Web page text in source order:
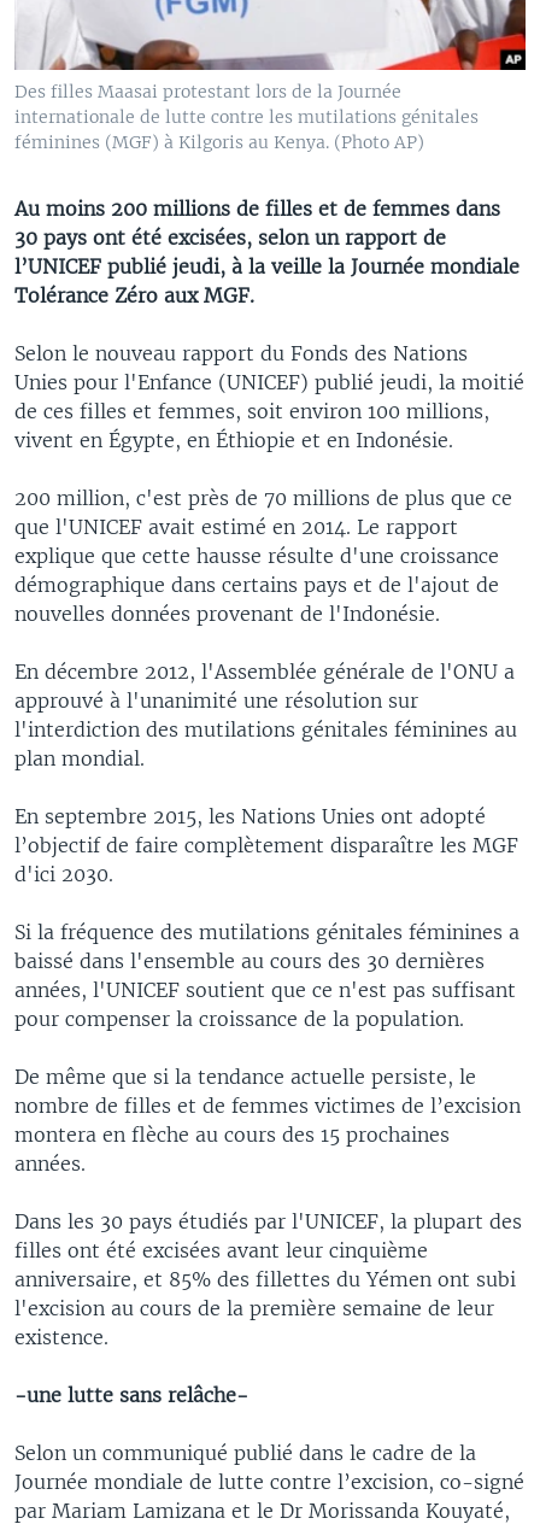
Des filles Maasai protestant lors de la Journée
internationale de lutte contre les mutilations génitales
féminines (MGF) à Kilgoris au Kenya. (Photo AP)
Au moins 200 millions de filles et de femmes dans
30 pays ont été excisées, selon un rapport de
l’UNICEF publié jeudi, à la veille la Journée mondiale
Tolérance Zéro aux MGF.
Selon le nouveau rapport du Fonds des Nations
Unies pour l'Enfance (UNICEF) publié jeudi, la moitié
de ces filles et femmes, soit environ 100 millions,
vivent en Égypte, en Éthiopie et en Indonésie.
200 million, c'est près de 70 millions de plus que ce
que l'UNICEF avait estimé en 2014. Le rapport
explique que cette hausse résulte d'une croissance
démographique dans certains pays et de l'ajout de
nouvelles données provenant de l'Indonésie.
En décembre 2012, l'Assemblée générale de l'ONU a
approuvé à l'unanimité une résolution sur
l'interdiction des mutilations génitales féminines au
plan mondial.
En septembre 2015, les Nations Unies ont adopté
l’objectif de faire complètement disparaître les MGF
d'ici 2030.
Si la fréquence des mutilations génitales féminines a
baissé dans l'ensemble au cours des 30 dernières
années, l'UNICEF soutient que ce n'est pas suffisant
pour compenser la croissance de la population.
De même que si la tendance actuelle persiste, le
nombre de filles et de femmes victimes de l’excision
montera en flèche au cours des 15 prochaines
années.
Dans les 30 pays étudiés par l'UNICEF, la plupart des
filles ont été excisées avant leur cinquième
anniversaire, et 85% des fillettes du Yémen ont subi
l'excision au cours de la première semaine de leur
existence.
-une lutte sans relâche-
Selon un communiqué publié dans le cadre de la
Journée mondiale de lutte contre l’excision, co-signé
par Mariam Lamizana et le Dr Morissanda Kouyaté,